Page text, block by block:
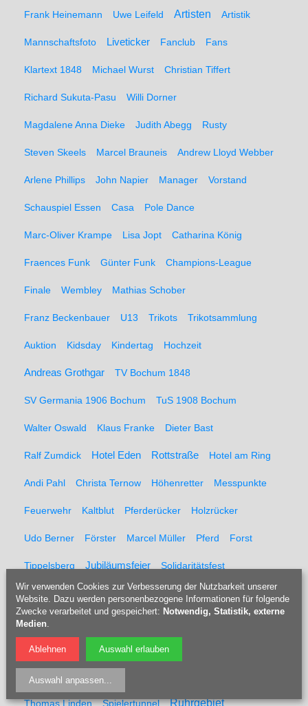
Frank Heinemann Uwe Leifeld Artisten Artistik
Mannschaftsfoto Liveticker Fanclub Fans
Klartext 1848 Michael Wurst Christian Tiffert
Richard Sukuta-Pasu Willi Dorner
Magdalene Anna Dieke Judith Abegg Rusty
Steven Skeels Marcel Brauneis Andrew Lloyd Webber
Arlene Phillips John Napier Manager Vorstand
Schauspiel Essen Casa Pole Dance
Marc-Oliver Krampe Lisa Jopt Catharina König
Fraences Funk Günter Funk Champions-League
Finale Wembley Mathias Schober
Franz Beckenbauer U13 Trikots Trikotsammlung
Auktion Kidsday Kindertag Hochzeit
Andreas Grothgar TV Bochum 1848
SV Germania 1906 Bochum TuS 1908 Bochum
Walter Oswald Klaus Franke Dieter Bast
Ralf Zumdick Hotel Eden Rottstraße Hotel am Ring
Andi Pahl Christa Ternow Höhenretter Messpunkte
Feuerwehr Kaltblut Pferderücker Holzrücker
Udo Berner Förster Marcel Müller Pferd Forst
Tippelsberg Jubiläumsfeier Solidaritätsfest
Rainer Einenkel Hennes Bender Fritz Eckenga
Bücherei
Doris Kulossa Holzblasinstrumentenmacherin
Blockflöte
Thomas Linden Spielertunnel Ruhrgebiet
Wir verwenden Cookies zur Verbesserung der Nutzbarkeit unserer
Website. Dazu werden personenbezogene Informationen für folgende
Zwecke verarbeitet und gespeichert: Notwendig, Statistik, externe
Medien.
Ablehnen Auswahl erlauben
Auswahl anpassen...